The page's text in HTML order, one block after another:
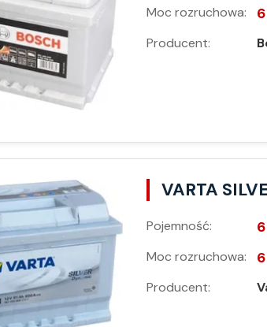
Moc rozruchowa:
Producent:
VARTA
Pojemność:
Moc rozruchowa:
Producent: